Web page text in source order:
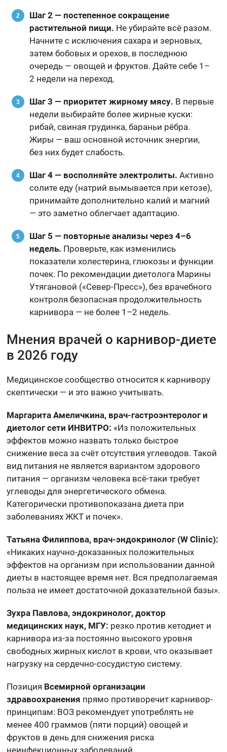
Шаг 2 — постепенное сокращение
растительной пищи. Не убирайте всё разом.
Начните с исключения сахара и зерновых,
затем бобовых и орехов, в последнюю
очередь — овощей и фруктов. Дайте себе 1–
2 недели на переход.
Шаг 3 — приоритет жирному мясу. В первые
недели выбирайте более жирные куски:
рибай, свиная грудинка, бараньи рёбра.
Жиры — ваш основной источник энергии,
без них будет слабость.
Шаг 4 — восполняйте электролиты. Активно
солите еду (натрий вымывается при кетозе),
принимайте дополнительно калий и магний
— это заметно облегчает адаптацию.
Шаг 5 — повторные анализы через 4–6
недель. Проверьте, как изменились
показатели холестерина, глюкозы и функции
почек. По рекомендации диетолога Марины
Утягановой («Север-Пресс»), без врачебного
контроля безопасная продолжительность
карнивора — не более 1–2 недель.
Мнения врачей о карнивор-диете
в 2026 году
Медицинское сообщество относится к карнивору
скептически — и это важно учитывать.
Маргарита Амеличкина, врач-гастроэнтеролог и
диетолог сети ИНВИТРО: «Из положительных
эффектов можно назвать только быстрое
снижение веса за счёт отсутствия углеводов. Такой
вид питания не является вариантом здорового
питания — организм человека всё-таки требует
углеводы для энергетического обмена.
Категорически противопоказана диета при
заболеваниях ЖКТ и почек».
Татьяна Филиппова, врач-эндокринолог (W Clinic):
«Никаких научно-доказанных положительных
эффектов на организм при использовании данной
диеты в настоящее время нет. Вся предполагаемая
польза не имеет достаточной доказательной базы».
Зухра Павлова, эндокринолог, доктор
медицинских наук, МГУ: резко против кетодиет и
карнивора из-за постоянно высокого уровня
свободных жирных кислот в крови, что оказывает
нагрузку на сердечно-сосудистую систему.
Позиция Всемирной организации
здравоохранения прямо противоречит карнивор-
принципам: ВОЗ рекомендует употреблять не
менее 400 граммов (пяти порций) овощей и
фруктов в день для снижения риска
неинфекционных заболеваний.